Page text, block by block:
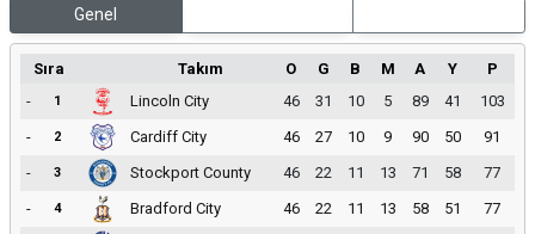
Genel
Sıra Takım O G B M A Y
P
-
1 Lincoln City 46 31 10 5 89 41
103
-
2 Cardiff City 46 27 10 9 90 50
91
-
3 Stockport County 46 22 11 13 71 58
77
-
4 Bradford City 46 22 11 13 58 51
77